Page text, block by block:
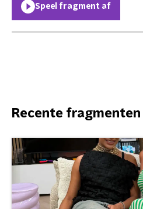
Speel fragment af
Recente fragmenten